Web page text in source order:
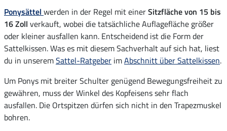
Ponysättel werden in der Regel mit einerSitzfläche von 15 bis
16 Zoll verkauft, wobei die tatsächliche Auflagefläche größer
oder kleiner ausfallen kann. Entscheidend ist die Form der
Sattelkissen. Was es mit diesem Sachverhalt auf sich hat, liest
du in unseremSattel-Ratgeber imAbschnitt über Sattelkissen.
Um Ponys mit breiter Schulter genügend Bewegungsfreiheit zu
gewähren, muss der Winkel des Kopfeisens sehr flach
ausfallen. Die Ortspitzen dürfen sich nicht in den Trapezmuskel
bohren.